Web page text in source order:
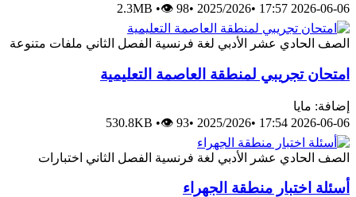
2026-06-06 17:57
•
2025/2026
•
2.3MB •👁 98
الصف الحادي عشر الأدبي لغة فرنسية الفصل الثاني ملفات متنوعة
امتحان تجريبي لمنطقة العاصمة التعليمية
إضافة: مايا
2026-06-06 17:54
•
2025/2026
•
530.8KB •👁 93
الصف الحادي عشر الأدبي لغة فرنسية الفصل الثاني اختبارات
أسئلة اختبار منطقة الجهراء